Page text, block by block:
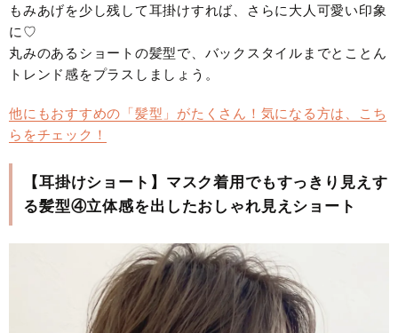
もみあげを少し残して耳掛けすれば、さらに大人可愛い印象
に♡
丸みのあるショートの髪型で、バックスタイルまでとことん
トレンド感をプラスしましょう。
他にもおすすめの「髪型」がたくさん！気になる方は、こち
らをチェック！
【耳掛けショート】マスク着用でもすっきり見えす
る髪型④立体感を出したおしゃれ見えショート